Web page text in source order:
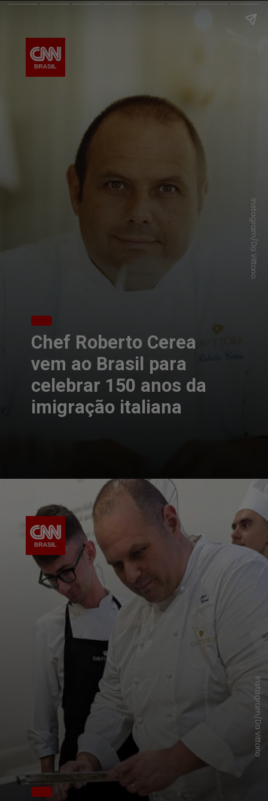
Chef Roberto Cerea
vem ao Brasil para
celebrar 150 anos da
imigração italiana
Instagram/Da Vittorio
Instagram/Da Vittorio